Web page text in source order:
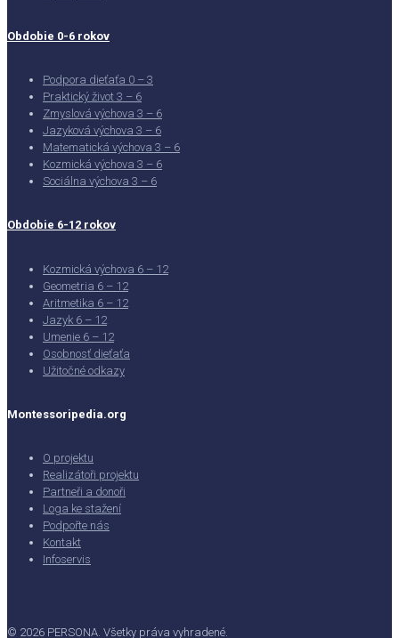
Obdobie 0-6 rokov
Podpora dieťaťa 0 – 3
Praktický život 3 – 6
Zmyslová výchova 3 – 6
Jazyková výchova 3 – 6
Matematická výchova 3 – 6
Kozmická výchova 3 – 6
Sociálna výchova 3 – 6
Obdobie 6-12 rokov
Kozmická výchova 6 – 12
Geometria 6 – 12
Aritmetika 6 – 12
Jazyk 6 – 12
Umenie 6 – 12
Osobnosť dieťaťa
Užitočné odkazy
Montessoripedia.org
O projektu
Realizátoři projektu
Partneři a donoři
Loga ke stažení
Podpořte nás
Kontakt
Infoservis
© 2026 PERSONA. Všetky práva vyhradené.